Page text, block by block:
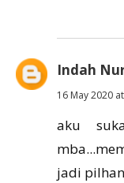
Indah
16 May 2020
aku
jadi